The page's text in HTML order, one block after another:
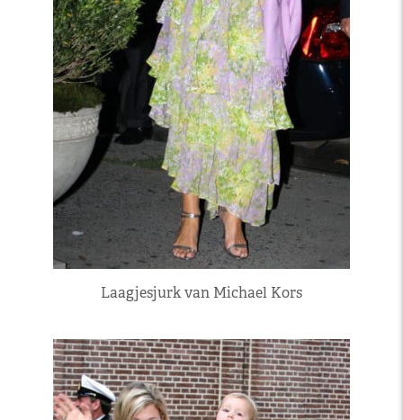
Laagjesjurk van Michael Kors